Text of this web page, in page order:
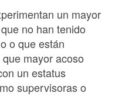
un mayor
no han tenido
o que están
mayor acoso
un estatus
supervisoras o